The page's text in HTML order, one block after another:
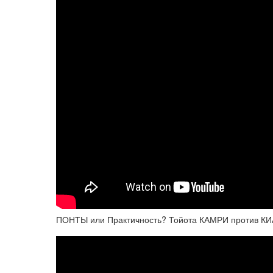
ПОНТЫ или Практичность? Тойота КАМРИ против